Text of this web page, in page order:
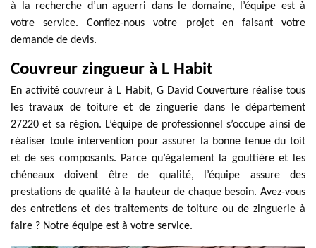
à la recherche d’un aguerri dans le domaine, l’équipe est à
votre service. Confiez-nous votre projet en faisant votre
demande de devis.
Couvreur zingueur à L Habit
En activité couvreur à L Habit, G David Couverture réalise tous
les travaux de toiture et de zinguerie dans le département
27220 et sa région. L’équipe de professionnel s’occupe ainsi de
réaliser toute intervention pour assurer la bonne tenue du toit
et de ses composants. Parce qu’également la gouttière et les
chéneaux doivent être de qualité, l’équipe assure des
prestations de qualité à la hauteur de chaque besoin. Avez-vous
des entretiens et des traitements de toiture ou de zinguerie à
faire ? Notre équipe est à votre service.